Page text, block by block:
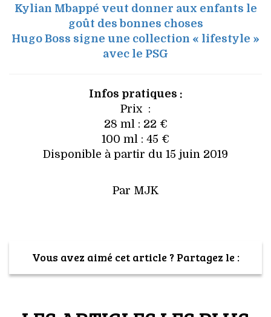
Kylian Mbappé veut donner aux enfants le
goût des bonnes choses
Hugo Boss signe une collection « lifestyle »
avec le PSG
Infos pratiques :
Prix :
28 ml : 22 €
100 ml : 45 €
Disponible à partir du 15 juin 2019
Par MJK
Vous avez aimé cet article ? Partagez le :